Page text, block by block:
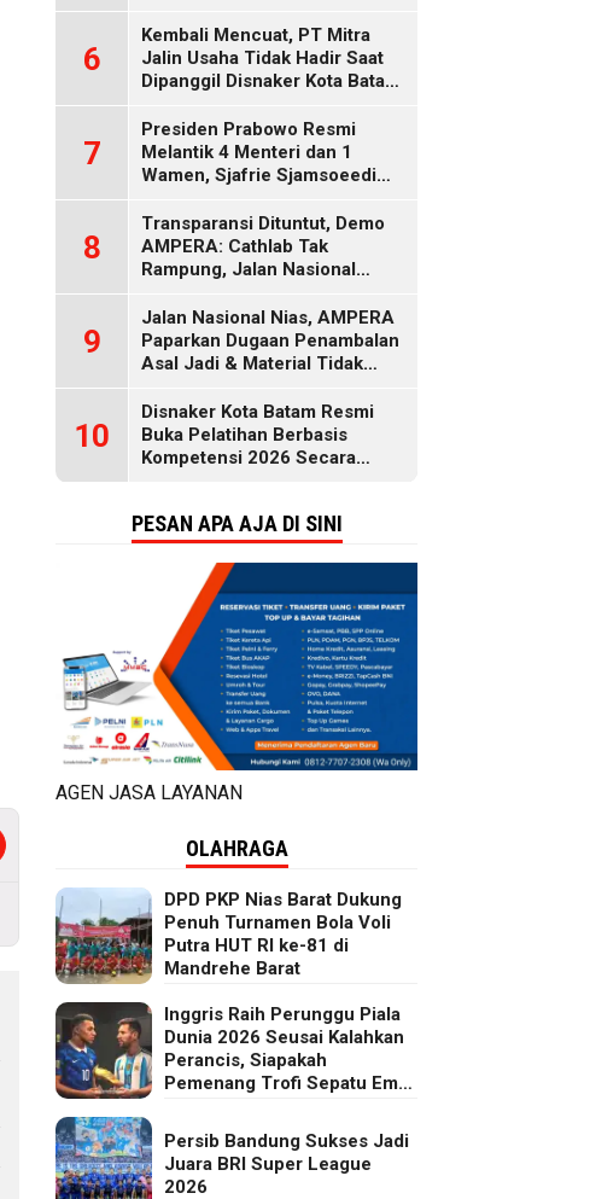
Oikumenis
6
Kembali Mencuat, PT Mitra
Jalin Usaha Tidak Hadir Saat
Dipanggil Disnaker Kota Batam
7
Presiden Prabowo Resmi
Melantik 4 Menteri dan 1
Wamen, Sjafrie Sjamsoeedi
Gantikan Budi Gunawan
8
Transparansi Dituntut, Demo
AMPERA: Cathlab Tak
Rampung, Jalan Nasional
9
Jalan Nasional Nias, AMPERA
Paparkan Dugaan Penambalan
Asal Jadi & Material Tidak
10
Disnaker Kota Batam Resmi
Buka Pelatihan Berbasis
Kompetensi 2026 Secara
PESAN APA AJA DI SINI
AGEN JASA LAYANAN
OLAHRAGA
DPD PKP Nias Barat Dukung
Penuh Turnamen Bola Voli
Putra HUT RI ke-81 di
Mandrehe Barat
Inggris Raih Perunggu Piala
Dunia 2026 Seusai Kalahkan
Perancis, Siapakah
Pemenang Trofi Sepatu Emas
Persib Bandung Sukses Jadi
Juara BRI Super League
2026